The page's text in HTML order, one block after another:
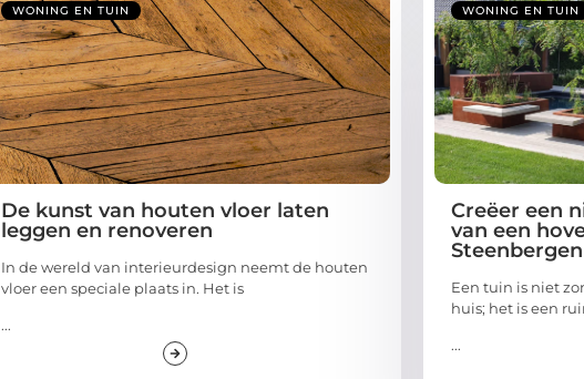
WONING EN TUIN
De kunst van houten vloer laten
leggen en renoveren
In de wereld van interieurdesign neemt de houten
vloer een speciale plaats in. Het is
...
WONING EN TUIN
Creëer een
van een
Steenbergen
Een tuin is niet
huis; het is een
...